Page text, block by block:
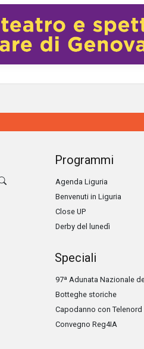
Programmi
Agenda Liguria
Benvenuti in Liguria
Close UP
Derby del lunedì
Speciali
97ª Adunata Nazionale
Botteghe storiche
Capodanno con Telenord
Convegno Reg4IA